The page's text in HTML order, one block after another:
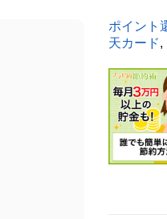
ポイント
天カード,